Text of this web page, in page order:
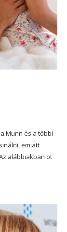
Munn és a többi
emiatt
alábbiakban öt